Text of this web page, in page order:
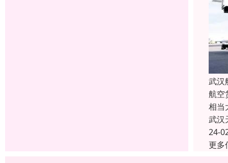
武汉
航空
相当
武汉
24-
更多